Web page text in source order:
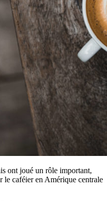
ont joué un rôle important,
le caféier en Amérique centrale